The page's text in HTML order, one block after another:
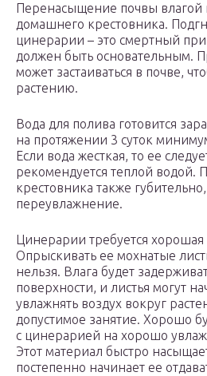
Перенасыщение почвы влагой
домашнего крестовника.
цинерарии – это смертный
должен быть основательным.
может застаиваться в почве,
растению.
Вода для полива готовится
на протяжении 3 суток
Если вода жесткая, то ее
рекомендуется теплой водой.
крестовника также
переувлажнение.
Цинерарии требуется хорошая
Опрыскивать ее мохнатые
нельзя. Влага будет
поверхности, и листья могут
увлажнять воздух вокруг
допустимое занятие. Хорошо
с цинерарией на хорошо
Этот материал быстро
постепенно начинает ее